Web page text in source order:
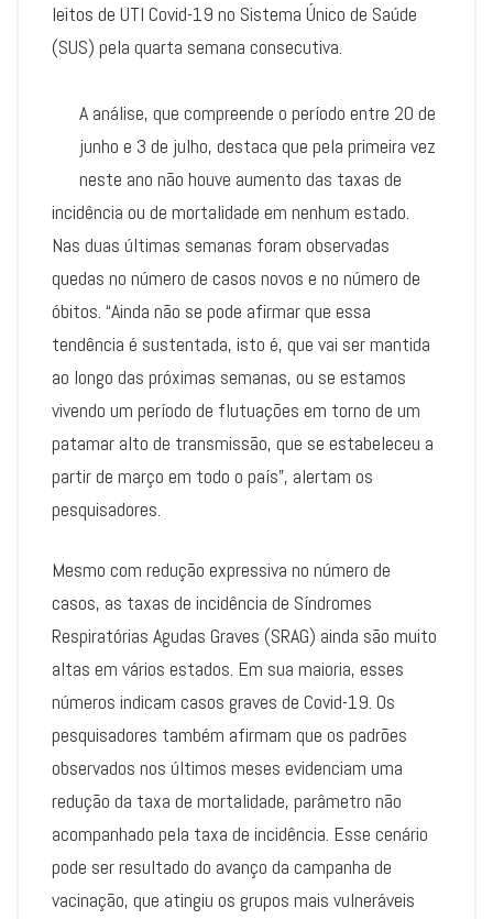
leitos de UTI Covid-19 no Sistema Único de Saúde
(SUS) pela quarta semana consecutiva.
A análise, que compreende o período entre 20 de
junho e 3 de julho, destaca que pela primeira vez
neste ano não houve aumento das taxas de
incidência ou de mortalidade em nenhum estado.
Nas duas últimas semanas foram observadas
quedas no número de casos novos e no número de
óbitos. “Ainda não se pode afirmar que essa
tendência é sustentada, isto é, que vai ser mantida
ao longo das próximas semanas, ou se estamos
vivendo um período de flutuações em torno de um
patamar alto de transmissão, que se estabeleceu a
partir de março em todo o país”, alertam os
pesquisadores.
Mesmo com redução expressiva no número de
casos, as taxas de incidência de Síndromes
Respiratórias Agudas Graves (SRAG) ainda são muito
altas em vários estados. Em sua maioria, esses
números indicam casos graves de Covid-19. Os
pesquisadores também afirmam que os padrões
observados nos últimos meses evidenciam uma
redução da taxa de mortalidade, parâmetro não
acompanhado pela taxa de incidência. Esse cenário
pode ser resultado do avanço da campanha de
vacinação, que atingiu os grupos mais vulneráveis